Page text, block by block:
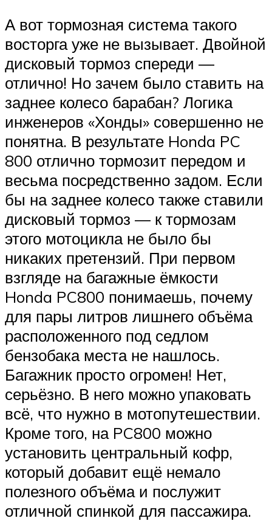
А вот тормозная система такого
восторга уже не вызывает. Двойной
дисковый тормоз спереди —
отлично! Но зачем было ставить на
заднее колесо барабан? Логика
инженеров «Хонды» совершенно не
понятна. В результате Honda PC
800 отлично тормозит передом и
весьма посредственно задом. Если
бы на заднее колесо также ставили
дисковый тормоз — к тормозам
этого мотоцикла не было бы
никаких претензий. При первом
взгляде на багажные ёмкости
Honda PC800 понимаешь, почему
для пары литров лишнего объёма
расположенного под седлом
бензобака места не нашлось.
Багажник просто огромен! Нет,
серьёзно. В него можно упаковать
всё, что нужно в мотопутешествии.
Кроме того, на PC800 можно
установить центральный кофр,
который добавит ещё немало
полезного объёма и послужит
отличной спинкой для пассажира.